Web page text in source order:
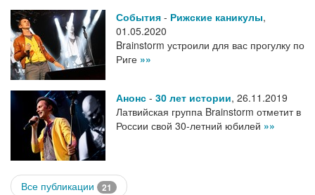
События - Рижские каникулы,
01.05.2020
Brainstorm устроили для вас прогулку по
Риге »»
Анонс - 30 лет истории, 26.11.2019
Латвийская группа Brainstorm отметит в
России свой 30-летний юбилей »»
Все публикации 21